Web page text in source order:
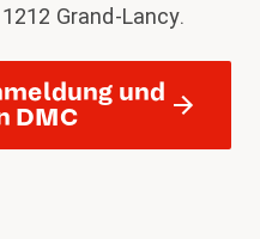
Grand-Lancy.
und
DMC